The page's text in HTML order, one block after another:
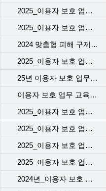
2025_이용자 보호 업무 교육(2차)_규제기관의 이용자 보호 정책 변경사항([KISA] 불법스패머 가입제한(해지자) 강화 제도 시행)
2025_이용자 보호 업무 교육(1차)_자사 서비스 변경
2024 맞춤형 피해 구제 교육
2025_이용자 보호 업무 교육(1차)_이용자의 주요 불만
25년 이용자 보호 업무 교육 2차
이용자 보호 업무 교육 1차
2025_이용자 보호 업무 교육(1차)_VOC 기본 교육
2025_이용자 보호 업무 교육(1차)_개인정보 보호 교육
2025_이용자 보호 업무 교육(1차)_계약 시 고객에게 제공해야 할 필수고지 및 동의사항
2025_이용자 보호 업무 교육(1차)_규제기관의 이용자 보호 정책 변경 사항(중고 단말 거래사실 확인 서비스)
2024년_이용자 보호 업무 교육 2차_본사